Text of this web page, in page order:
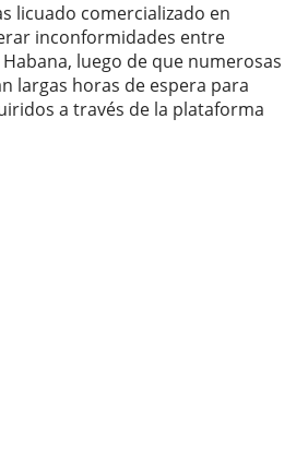
licuado comercializado en
inconformidades entre
luego de que numerosas
largas horas de espera para
a través de la plataforma